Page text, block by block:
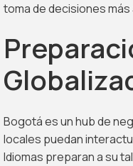
toma de decisiones más
Bogotá es un hub de
locales puedan
Idiomas preparan a su